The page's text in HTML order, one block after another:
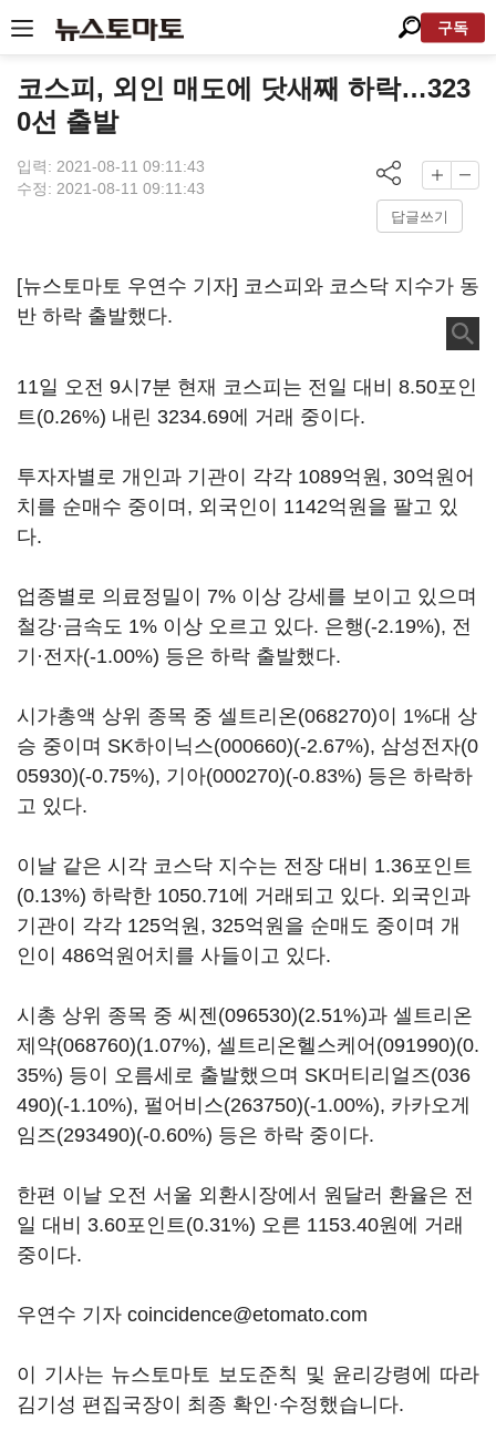
구독
코스피, 외인 매도에 닷새째 하락…323
0선 출발
입력: 2021-08-11 09:11:43
수정: 2021-08-11 09:11:43
답글쓰기
[뉴스토마토 우연수 기자] 코스피와 코스닥 지수가 동
반 하락 출발했다.
11일 오전 9시7분 현재 코스피는 전일 대비 8.50포인
트(0.26%) 내린 3234.69에 거래 중이다.
투자자별로 개인과 기관이 각각 1089억원, 30억원어
치를 순매수 중이며, 외국인이 1142억원을 팔고 있
다.
업종별로 의료정밀이 7% 이상 강세를 보이고 있으며
철강·금속도 1% 이상 오르고 있다. 은행(-2.19%), 전
기·전자(-1.00%) 등은 하락 출발했다.
시가총액 상위 종목 중 셀트리온(068270)이 1%대 상
승 중이며 SK하이닉스(000660)(-2.67%), 삼성전자(0
05930)(-0.75%), 기아(000270)(-0.83%) 등은 하락하
고 있다.
이날 같은 시각 코스닥 지수는 전장 대비 1.36포인트
(0.13%) 하락한 1050.71에 거래되고 있다. 외국인과
기관이 각각 125억원, 325억원을 순매도 중이며 개
인이 486억원어치를 사들이고 있다.
시총 상위 종목 중 씨젠(096530)(2.51%)과 셀트리온
제약(068760)(1.07%), 셀트리온헬스케어(091990)(0.
35%) 등이 오름세로 출발했으며 SK머티리얼즈(036
490)(-1.10%), 펄어비스(263750)(-1.00%), 카카오게
임즈(293490)(-0.60%) 등은 하락 중이다.
한편 이날 오전 서울 외환시장에서 원달러 환율은 전
일 대비 3.60포인트(0.31%) 오른 1153.40원에 거래
중이다.
우연수 기자 coincidence@etomato.com
이 기사는 뉴스토마토 보도준칙 및 윤리강령에 따라
김기성 편집국장이 최종 확인·수정했습니다.